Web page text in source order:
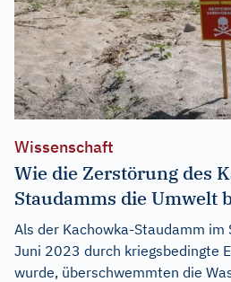
Wissenschaft
Wie die Zerstörung des
Staudamms die Umwelt
Als der Kachowka-Staudamm im
Juni 2023 durch kriegsbedingte
wurde, überschwemmten die